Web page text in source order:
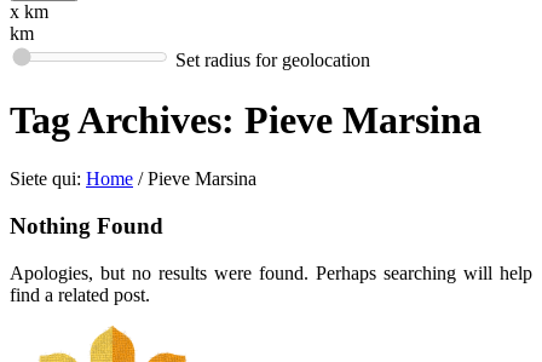
x km
km
Set radius for geolocation
Tag Archives: Pieve Marsina
Siete qui: Home / Pieve Marsina
Nothing Found
Apologies, but no results were found. Perhaps searching will help
find a related post.